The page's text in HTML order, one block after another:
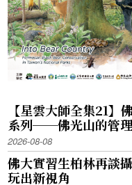
【星雲大師全集21】
系列──佛光山的管
2026-08-08
佛大實習生柏林再談
玩出新視角